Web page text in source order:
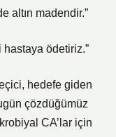
altın madendir.”
hastaya ödetiriz.”
hedefe giden
çözdüğümüz
CA’lar için